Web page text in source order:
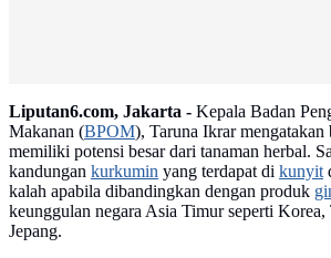
Liputan6.com, Jakarta - Kepala Badan
Makanan (BPOM), Taruna Ikrar mengatakan
memiliki potensi besar dari tanaman herbal.
kandungan kurkumin yang terdapat di kunyit
kalah apabila dibandingkan dengan produk
keunggulan negara Asia Timur seperti
Jepang.